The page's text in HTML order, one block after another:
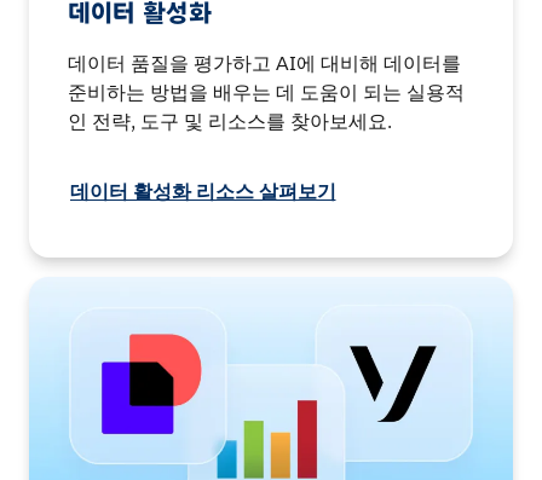
데이터 활성화
데이터 품질을 평가하고 AI에 대비해 데이터를
준비하는 방법을 배우는 데 도움이 되는 실용적
인 전략, 도구 및 리소스를 찾아보세요.
데이터 활성화 리소스 살펴보기